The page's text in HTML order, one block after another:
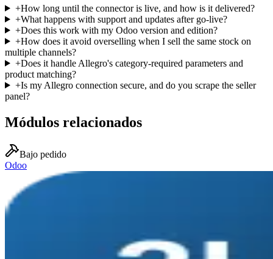
+How long until the connector is live, and how is it delivered?
+What happens with support and updates after go-live?
+Does this work with my Odoo version and edition?
+How does it avoid overselling when I sell the same stock on
multiple channels?
+Does it handle Allegro's category-required parameters and
product matching?
+Is my Allegro connection secure, and do you scrape the seller
panel?
Módulos relacionados
Bajo pedido
Odoo